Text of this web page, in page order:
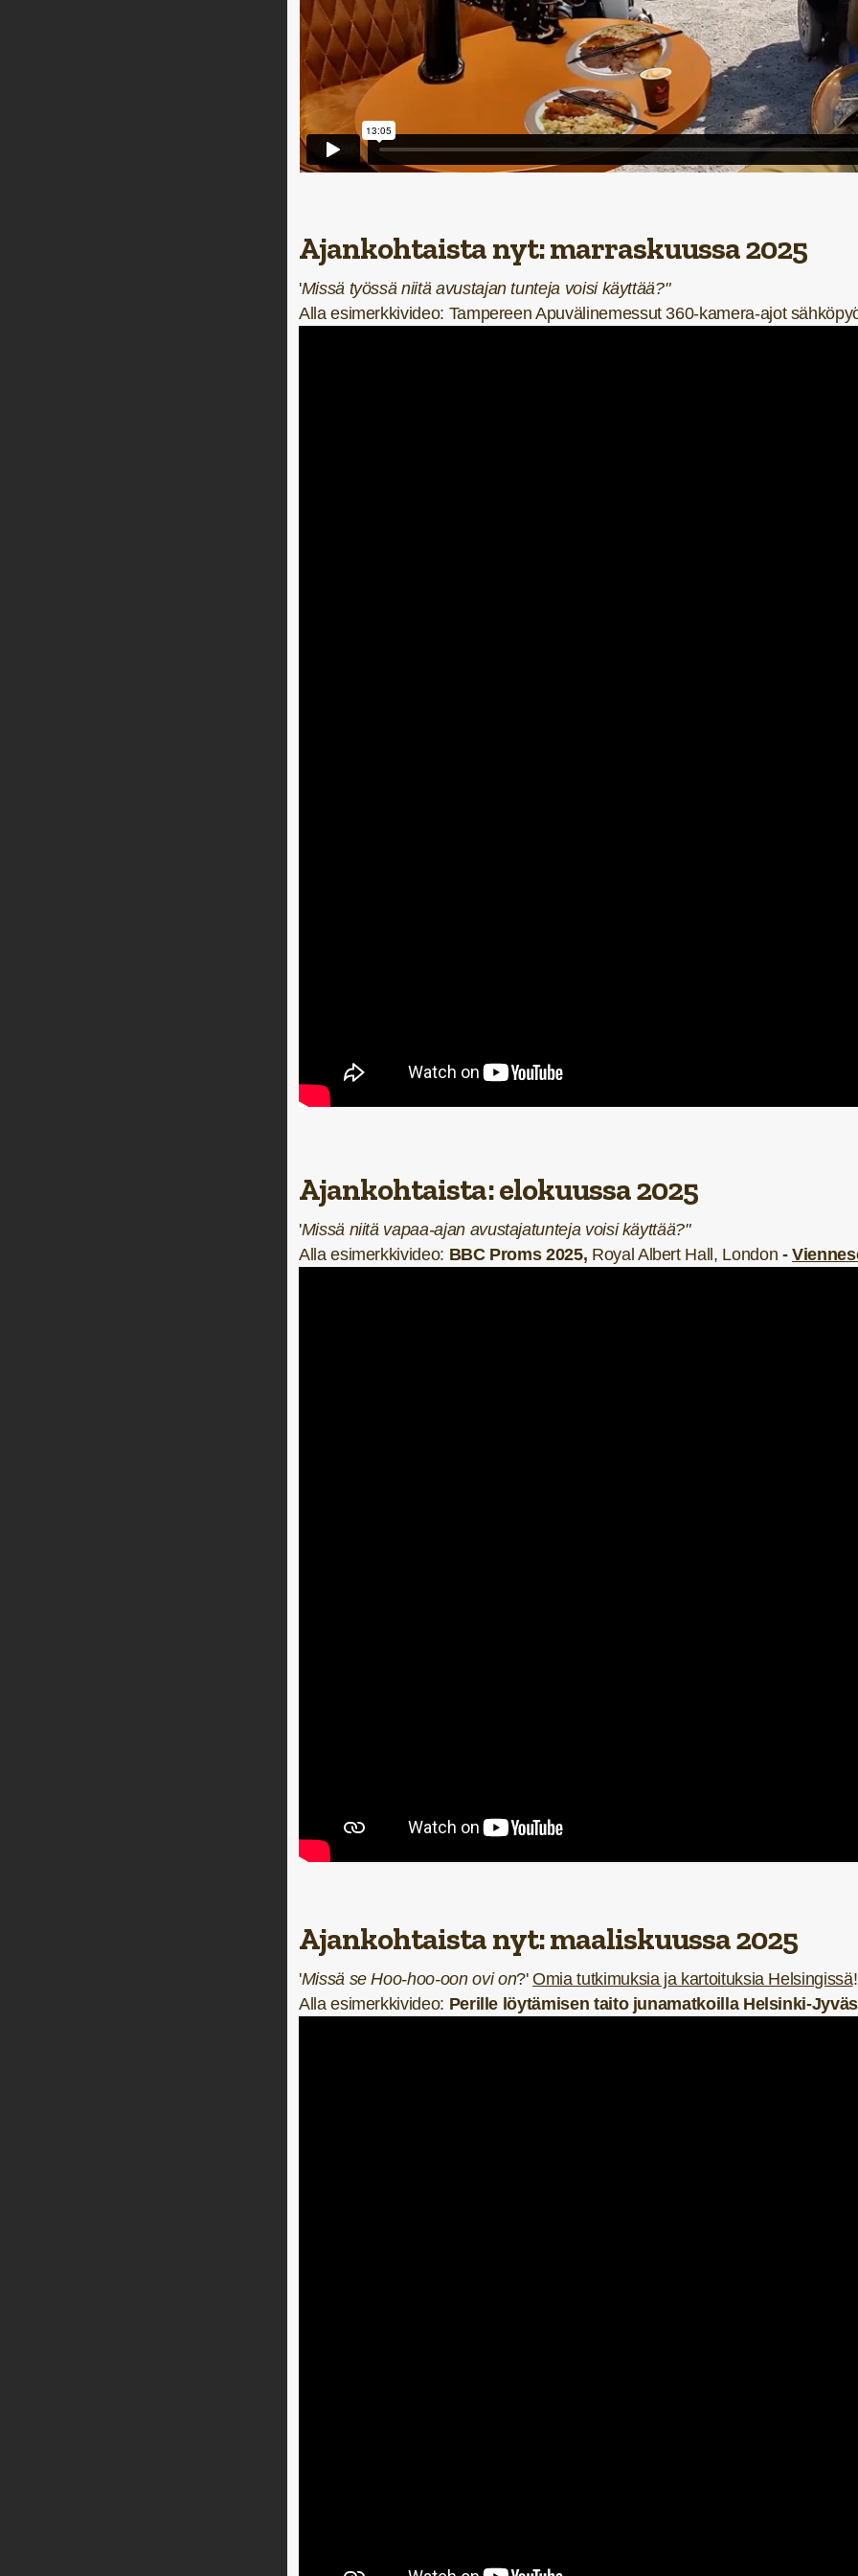
Ajankohtaista nyt: marraskuussa 2025
'Missä työssä niitä avustajan tunteja voisi käyttää?"
Alla esimerkkivideo: Tampereen Apuvälinemessut 360-kamera-ajot
Ajankohtaista: elokuussa 2025
'Missä niitä vapaa-ajan avustajatunteja voisi käyttää?"
Alla esimerkkivideo: BBC Proms 2025, Royal Albert Hall, London -
Ajankohtaista nyt: maaliskuussa 2025
'Missä se Hoo-hoo-oon ovi on?'Omia tutkimuksia ja kartoituksia Helsingissä!
Alla esimerkkivideo: Perille löytämisen taito junamatkoilla Helsinki-